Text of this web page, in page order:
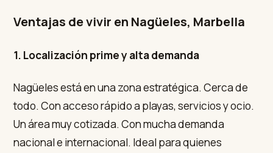
Ventajas de vivir en Nagüeles, Marbella
1. Localización prime y alta demanda
Nagüeles está en una zona estratégica. Cerca de
todo. Con acceso rápido a playas, servicios y ocio.
Un área muy cotizada. Con mucha demanda
nacional e internacional. Ideal para quienes